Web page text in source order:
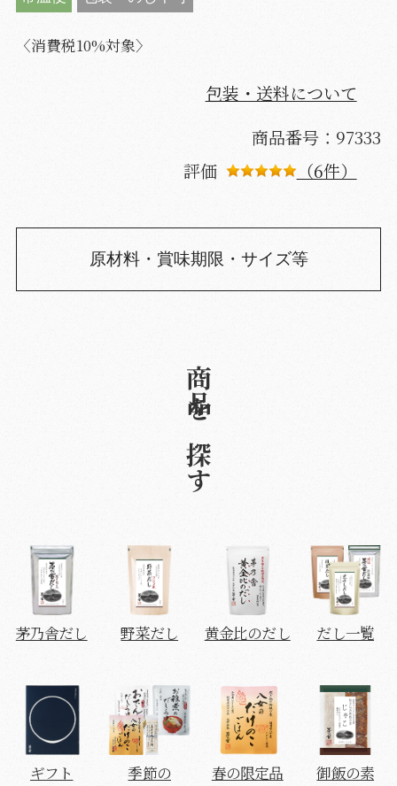
〈消費税10%対象〉
包装・送料について
商品番号：97333
評価
（6件）
原材料・賞味期限・サイズ等
商品を探す
茅乃舎だし 野菜だし 黄金比のだし だし一覧
ギフト
季節の
春の限定品 御飯の素